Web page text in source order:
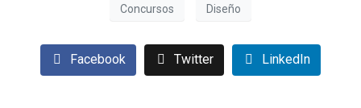
Concursos Diseño
Facebook Twitter LinkedIn